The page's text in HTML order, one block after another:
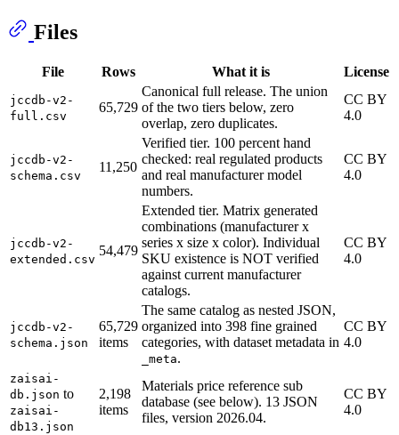
Files
File Rows What it is License
jccdb-v2-
full.csv
65,729
Canonical full release. The union
of the two tiers below, zero
overlap, zero duplicates.
CC BY
4.0
jccdb-v2-
schema.csv
11,250
Verified tier. 100 percent hand
checked: real regulated products
and real manufacturer model
numbers.
CC BY
4.0
jccdb-v2-
extended.csv
54,479
Extended tier. Matrix generated
combinations (manufacturer x
series x size x color). Individual
SKU existence is NOT verified
against current manufacturer
catalogs.
CC BY
4.0
jccdb-v2-
schema.json
65,729
items
The same catalog as nested JSON,
organized into 398 fine grained
categories, with dataset metadata in
_meta.
CC BY
4.0
zaisai-
db.json to
zaisai-
db13.json
2,198
items
Materials price reference sub
database (see below). 13 JSON
files, version 2026.04.
CC BY
4.0